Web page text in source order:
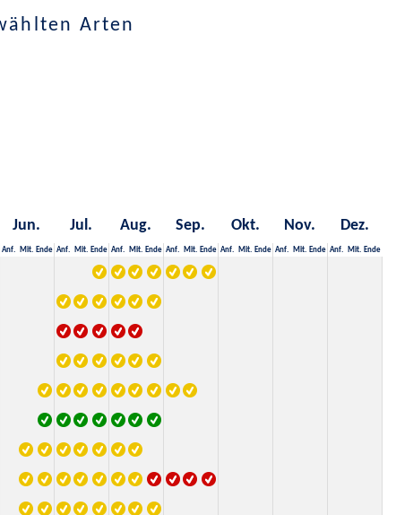
Arten
Jun. Jul. Aug. Sep. Okt. Nov. Dez.
Anf. Mit. Ende Anf. Mit. Ende Anf. Mit. Ende Anf. Mit. Ende Anf. Mit. Ende Anf. Mit. Ende Anf. Mit. Ende